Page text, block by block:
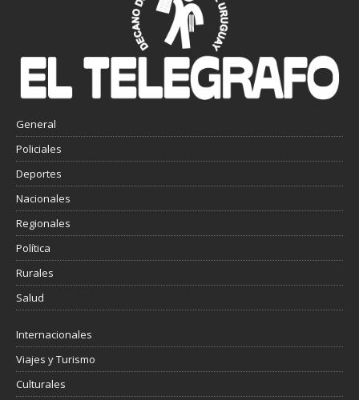
General
Policiales
Deportes
Nacionales
Regionales
Política
Rurales
Salud
Internacionales
Viajes y Turismo
Culturales